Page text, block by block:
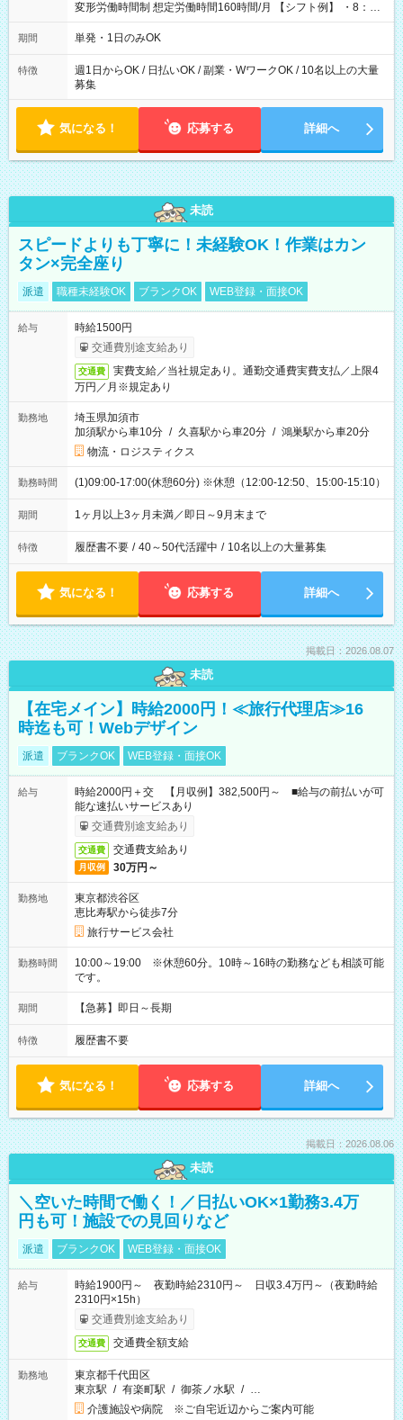
変形労働時間制 想定労働時間160時間/月 【シフト例】 ・8：00
～21：00
期間 単発・1日のみOK
特徴
週1日からOK / 日払いOK / 副業・WワークOK / 10名以上の大量
募集
気になる！ 応募する 詳細へ
未読
スピードよりも丁寧に！未経験OK！作業はカン
タン×完全座り
派遣 職種未経験OK ブランクOK WEB登録・面接OK
給与
時給1500円
交通費別途支給あり
交通費
実費支給／当社規定あり。通勤交通費実費支払／上限4
万円／月※規定あり
勤務地
埼玉県加須市
加須駅から車10分 / 久喜駅から車20分 / 鴻巣駅から車20分
物流・ロジスティクス
勤務時間 (1)09:00-17:00(休憩60分) ※休憩（12:00-12:50、15:00-15:10）
期間 1ヶ月以上3ヶ月未満／即日～9月末まで
特徴 履歴書不要 / 40～50代活躍中 / 10名以上の大量募集
気になる！ 応募する 詳細へ
掲載日：2026.08.07
未読
【在宅メイン】時給2000円！≪旅行代理店≫16
時迄も可！Webデザイン
派遣 ブランクOK WEB登録・面接OK
給与
時給2000円＋交 【月収例】382,500円～ ■給与の前払いが可
能な速払いサービスあり
交通費別途支給あり
交通費 交通費支給あり
月収例 30万円～
勤務地
東京都渋谷区
恵比寿駅から徒歩7分
旅行サービス会社
勤務時間
10:00～19:00 ※休憩60分。10時～16時の勤務なども相談可能
です。
期間 【急募】即日～長期
特徴 履歴書不要
気になる！ 応募する 詳細へ
掲載日：2026.08.06
未読
＼空いた時間で働く！／日払いOK×1勤務3.4万
円も可！施設での見回りなど
派遣 ブランクOK WEB登録・面接OK
給与
時給1900円～ 夜勤時給2310円～ 日収3.4万円～（夜勤時給
2310円×15h）
交通費別途支給あり
交通費 交通費全額支給
勤務地
東京都千代田区
東京駅 / 有楽町駅 / 御茶ノ水駅 / …
介護施設や病院 ※ご自宅近辺からご案内可能